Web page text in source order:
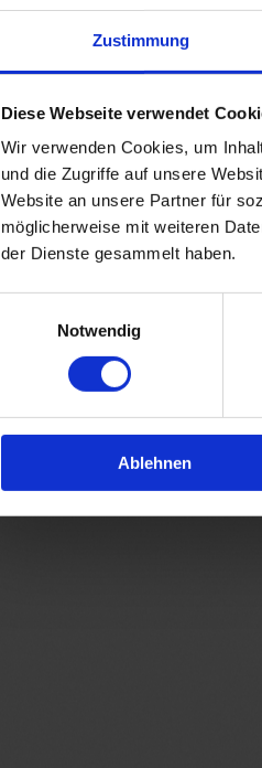
Zustimmung
Diese Webseite verwendet
Wir verwenden Cookies, um
und die Zugriffe auf unsere
Website an unsere Partner für
möglicherweise mit weiteren
der Dienste gesammelt haben.
Notwendig
Ablehnen